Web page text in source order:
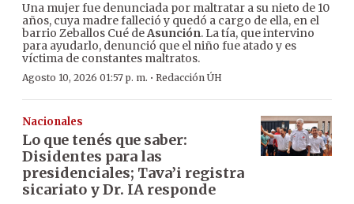
Una mujer fue denunciada por maltratar a su nieto de 10
años, cuya madre falleció y quedó a cargo de ella, en el
barrio Zeballos Cué deAsunción. La tía, que intervino
para ayudarlo, denunció que el niño fue atado y es
víctima de constantes maltratos.
Agosto 10, 2026 01:57 p. m. · Redacción ÚH
Nacionales
Lo que tenés que saber:
Disidentes para las
presidenciales; Tava’i registra
sicariato y Dr. IA responde